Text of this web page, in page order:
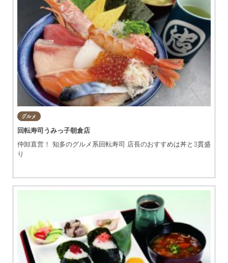
グルメ
回転寿司うみっ子朝倉店
仲卸直営！ 知多のグルメ系回転寿司 店長のおすすめは丼と3貫盛
り